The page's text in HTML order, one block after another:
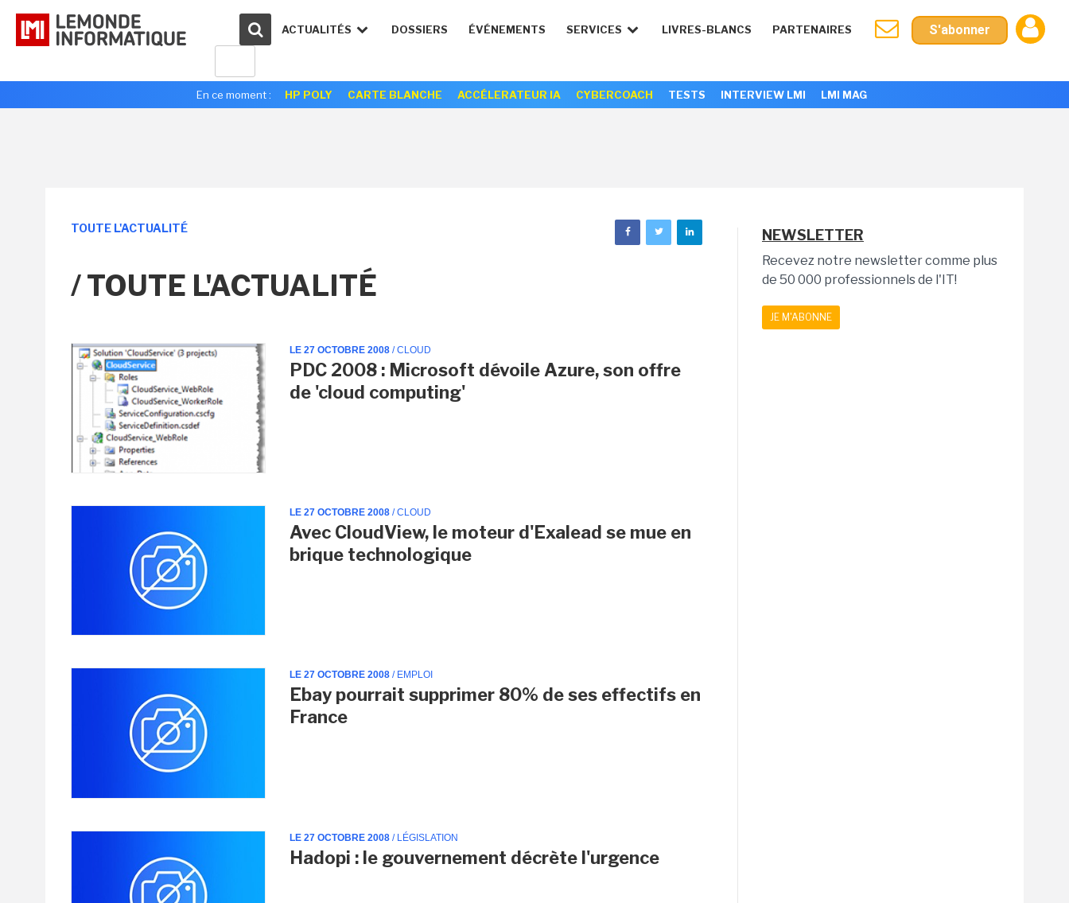
ACTUALITÉS DOSSIERS ÉVÉNEMENTS SERVICES LIVRES-BLANCS PARTENAIRES S'abonner
En ce moment : HP POLY CARTE BLANCHE ACCÉLERATEUR IA CYBERCOACH TESTS INTERVIEW LMI LMI MAG
TOUTE L'ACTUALITÉ
/ TOUTE L'ACTUALITÉ
LE 27 OCTOBRE 2008 / CLOUD
PDC 2008 : Microsoft dévoile Azure, son offre
de 'cloud computing'
LE 27 OCTOBRE 2008 / CLOUD
Avec CloudView, le moteur d'Exalead se mue en
brique technologique
LE 27 OCTOBRE 2008 / EMPLOI
Ebay pourrait supprimer 80% de ses effectifs en
France
LE 27 OCTOBRE 2008 / LÉGISLATION
Hadopi : le gouvernement décrète l'urgence
NEWSLETTER
Recevez notre newsletter comme plus
de 50 000 professionnels de l'IT!
JE M'ABONNE